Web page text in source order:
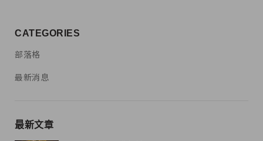
CATEGORIES
部落格
最新消息
最新文章